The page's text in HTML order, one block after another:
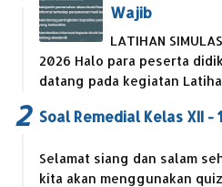
Wajib
LATIHAN
2026 Halo para peserta
datang pada kegiatan
Soal Remedial Kelas XII -
Selamat siang dan salam
kita akan menggunakan